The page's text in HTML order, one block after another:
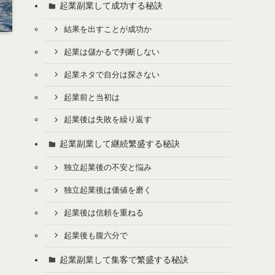
起業副業して成功する秘訣
結果を出すことが成功か
起業は儲かるで判断しない
起業ネタで自分は探さない
起業前と当初は
起業後は失敗を繰り返す
起業副業して継続繁盛する秘訣
独立起業後の不安と悩み
独立起業後は価値を磨く
起業後は信頼を重ねる
起業後も腹六分で
起業副業して集客で繁盛する秘訣